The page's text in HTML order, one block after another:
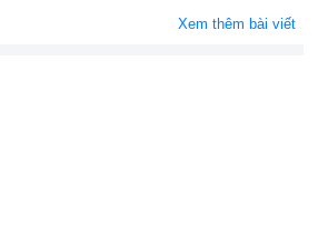
Xem thêm bài viết